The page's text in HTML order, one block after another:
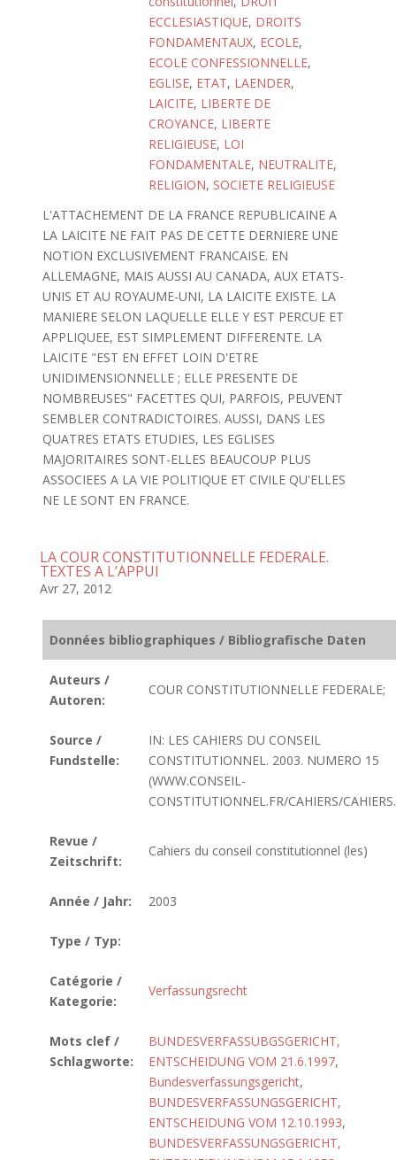
ECCLESIASTIQUE, DROITS
FONDAMENTAUX, ECOLE,
ECOLE CONFESSIONNELLE,
EGLISE, ETAT, LAENDER,
LAICITE, LIBERTE DE
CROYANCE, LIBERTE
RELIGIEUSE, LOI
FONDAMENTALE, NEUTRALITE,
RELIGION, SOCIETE RELIGIEUSE
L'ATTACHEMENT DE LA FRANCE REPUBLICAINE A
LA LAICITE NE FAIT PAS DE CETTE DERNIERE UNE
NOTION EXCLUSIVEMENT FRANCAISE. EN
ALLEMAGNE, MAIS AUSSI AU CANADA, AUX ETATS-
UNIS ET AU ROYAUME-UNI, LA LAICITE EXISTE. LA
MANIERE SELON LAQUELLE ELLE Y EST PERCUE ET
APPLIQUEE, EST SIMPLEMENT DIFFERENTE. LA
LAICITE "EST EN EFFET LOIN D'ETRE
UNIDIMENSIONNELLE ; ELLE PRESENTE DE
NOMBREUSES" FACETTES QUI, PARFOIS, PEUVENT
SEMBLER CONTRADICTOIRES. AUSSI, DANS LES
QUATRES ETATS ETUDIES, LES EGLISES
MAJORITAIRES SONT-ELLES BEAUCOUP PLUS
ASSOCIEES A LA VIE POLITIQUE ET CIVILE QU'ELLES
NE LE SONT EN FRANCE.
LA COUR CONSTITUTIONNELLE FEDERALE.
TEXTES A L’APPUI
Avr 27, 2012
Données bibliographiques / Bibliografische Daten
Auteurs /
Autoren:
COUR CONSTITUTIONNELLE FEDERALE;
Source /
Fundstelle:
IN: LES CAHIERS DU CONSEIL
CONSTITUTIONNEL. 2003. NUMERO 15
(WWW.CONSEIL-
CONSTITUTIONNEL.FR/CAHIERS/
Revue /
Zeitschrift:
Cahiers du conseil constitutionnel (les)
Année / Jahr: 2003
Type / Typ:
Catégorie /
Kategorie:
Verfassungsrecht
Mots clef /
Schlagworte:
BUNDESVERFASSUBGSGERICHT,
ENTSCHEIDUNG VOM 21.6.1997,
Bundesverfassungsgericht,
BUNDESVERFASSUNGSGERICHT,
ENTSCHEIDUNG VOM 12.10.1993,
BUNDESVERFASSUNGSGERICHT,